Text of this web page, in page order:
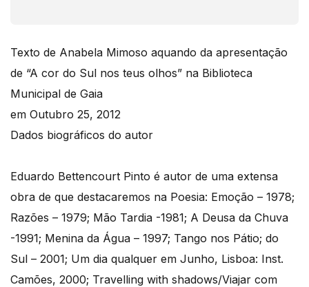
Texto de Anabela Mimoso aquando da apresentação
de “A cor do Sul nos teus olhos” na Biblioteca
Municipal de Gaia
em Outubro 25, 2012
Dados biográficos do autor
Eduardo Bettencourt Pinto é autor de uma extensa
obra de que destacaremos na Poesia: Emoção – 1978;
Razões – 1979; Mão Tardia -1981; A Deusa da Chuva
-1991; Menina da Água – 1997; Tango nos Pátio; do
Sul – 2001; Um dia qualquer em Junho, Lisboa: Inst.
Camões, 2000; Travelling with shadows/Viajar com